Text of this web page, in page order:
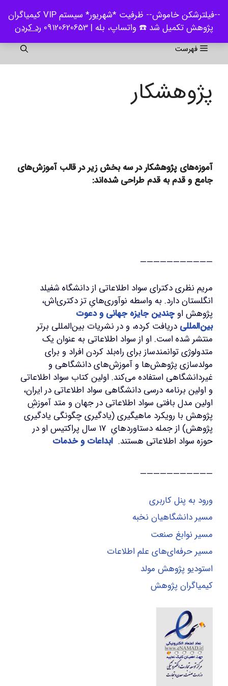
--فیلترشکن خاموش-- ظرفیت *شهریور* سیستم VIP کیمیاگران
پژوهش تکمیل شد ☎️ واتساپ، بله | 09120620653
رد کردن
محتوا
فهرست
پژوهشکار
آموزه‌های پژوهشکار در سه بخش زیر در قالب آموزش‌های
جامع و قدم به قدم طراحی شده‌اند:
———————————
مریم نظری دکترای سواد اطلاعاتی از دانشگاه شفیلد
انگلستان دارد. به واسطه نوآوری‌هایِ تز دکتری‌اش،
پژوهش اوچندین جایزه جهانی و دعوت
بین‌المللی دریافت کرده، و در نشریات بین‌المللی برتر
منتشر شده است. او از سواد اطلاعاتی به عنوان یک
متدولوژی توانمندساز برای راه‌بلد کردن افراد و برای
مولدسازی پژوهش‌ها و آموزش‌های دانشگاهی و
غیردانشگاهی استفاده می‌کند. اولین کتاب سواد اطلاعاتی
و اولین برنامه درسی دانشگاهی سواد اطلاعاتی در ایران،
اولین مدل بافتی سواد اطلاعاتی در جهان و متد آموزشِ
پژوهش با رویکرد ماهیگیری (یادگیری چگونگی یادگیری
پژوهش) از جمله دستاوردهایِ 17 سال پراکتیس او در
حوزه سواد اطلاعاتی هستند. ابداعات و خدمات
———————————
ورود به پنل کاربری
مسیر دانشگاهیان نخبه
مسیر نوابغ صنعت
مسیر حرفه‌ای‌های علم اطلاعات
استودیو پژوهش مولد
کیمیاگران پژوهش